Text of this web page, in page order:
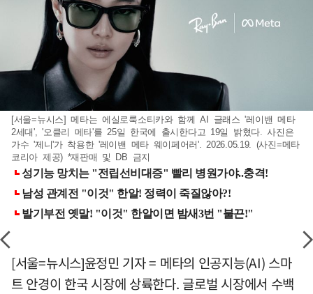
[서울=뉴시스] 메타는 에실로룩소티카와 함께 AI 글래스 '레이밴 메타
2세대', '오클리 메타'를 25일 한국에 출시한다고 19일 밝혔다. 사진은
가수 '제니'가 착용한 '레이밴 메타 웨이페어러'. 2026.05.19. (사진=메타
코리아 제공) *재판매 및 DB 금지
[서울=뉴시스]윤정민 기자 = 메타의 인공지능(AI) 스마
트 안경이 한국 시장에 상륙한다. 글로벌 시장에서 수백